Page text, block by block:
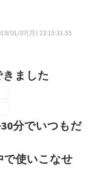
01/07(月) 23:15:31.55
ました
分でいつもだ
で使いこなせ